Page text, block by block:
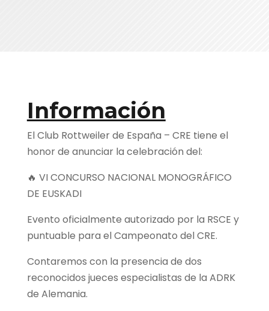
Información
El Club Rottweiler de España – CRE tiene el
honor de anunciar la celebración del:
🔥 VI CONCURSO NACIONAL MONOGRÁFICO
DE EUSKADI
Evento oficialmente autorizado por la RSCE y
puntuable para el Campeonato del CRE.
Contaremos con la presencia de dos
reconocidos jueces especialistas de la ADRK
de Alemania.